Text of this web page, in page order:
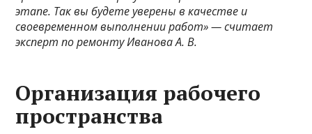
этапе. Так вы будете уверены в качестве и
своевременном выполнении работ» — считает
эксперт по ремонту Иванова А. В.
Организация рабочего
пространства